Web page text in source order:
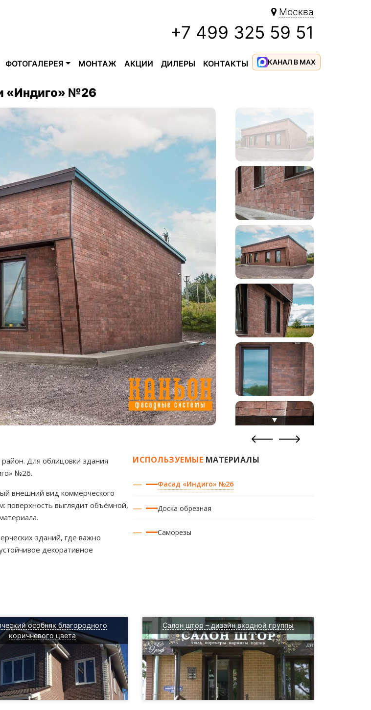
Москва
+7 499 325 59 51
ФОТОГАЛЕРЕЯ МОНТАЖ АКЦИИ ДИЛЕРЫ КОНТАКТЫ КАНАЛ В MAX
«Индиго» №26
Для облицовки здания
№26.
внешний вид коммерческого
поверхность выглядит объёмной,
зданий, где важно
декоративное
ИСПОЛЬЗУЕМЫЕ МАТЕРИАЛЫ
Фасад «Индиго» №26
Доска обрезная
Саморезы
особняк благородного
коричневого цвета
Салон штор – дизайн входной группы